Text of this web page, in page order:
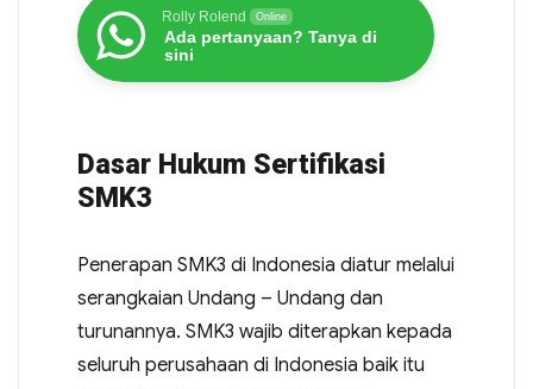
Rolly Rolend Online
Ada pertanyaan? Tanya di
sini
Dasar Hukum Sertifikasi
SMK3
Penerapan SMK3 di Indonesia diatur melalui
serangkaian Undang – Undang dan
turunannya. SMK3 wajib diterapkan kepada
seluruh perusahaan di Indonesia baik itu